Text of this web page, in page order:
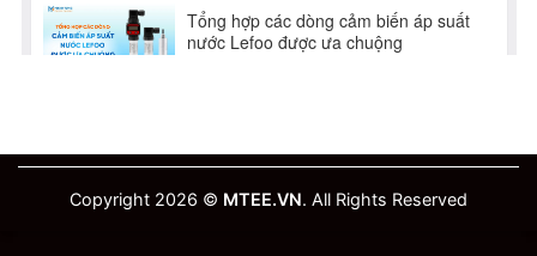
Copyright 2026 © MTEE.VN. All Rights Reserved